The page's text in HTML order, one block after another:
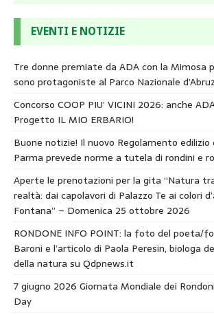
EVENTI E NOTIZIE
Tre donne premiate da ADA con la Mimosa
sono protagoniste al Parco Nazionale
Concorso COOP PIU’ VICINI 2026: anche
Progetto IL MIO ERBARIO!
Buone notizie! Il nuovo Regolamento edilizio
Parma prevede norme a tutela di rondini e
Aperte le prenotazioni per la gita “Natura
realtà: dai capolavori di Palazzo Te ai colori
Fontana” – Domenica 25 ottobre 2026
RONDONE INFO POINT: la foto del poeta/
Baroni e l’articolo di Paola Peresin, biologa
della natura su Qdpnews.it
7 giugno 2026 Giornata Mondiale dei
Day